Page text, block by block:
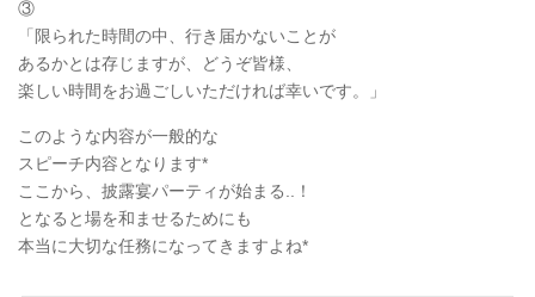
③
「限られた時間の中、行き届かないことが
あるかとは存じますが、どうぞ皆様、
楽しい時間をお過ごしいただければ幸いです。」
このような内容が一般的な
スピーチ内容となります*
ここから、披露宴パーティが始まる..！
となると場を和ませるためにも
本当に大切な任務になってきますよね*